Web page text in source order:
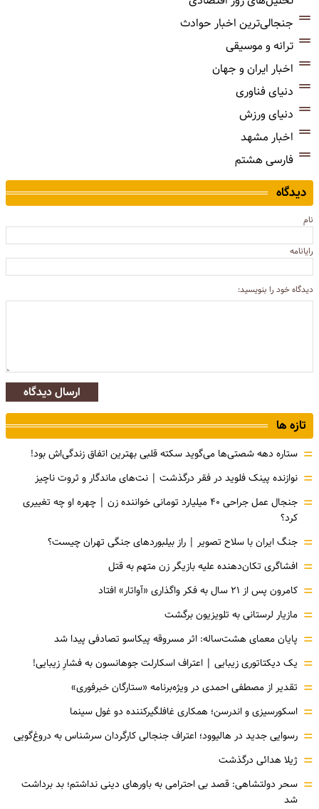
جنجالی‌ترین اخبار حوادث
ترانه و موسیقی
اخبار ایران و جهان
دنیای فناوری
دنیای ورزش
اخبار مشهد
فارسی هشتم
دیدگاه
نام
رایانامه
دیدگاه خود را بنویسید:
ارسال دیدگاه
تازه ها
= ستاره دهه شصتی‌ها می‌گوید سکته قلبی بهترین اتفاق زندگی‌اش بود!
= نوازنده پینک فلوید در فقر درگذشت | نت‌های ماندگار و ثروت ناچیز
=
جنجال عمل جراحی ۴۰ میلیارد تومانی خواننده زن | چهره او چه تغییری
کرد؟
= جنگ ایران با سلاح تصویر | راز بیلبوردهای جنگی تهران چیست؟
= افشاگری‌ تکان‌دهنده علیه بازیگر زن متهم به قتل
= کامرون پس از ۲۱ سال به فکر واگذاری «آواتار» افتاد
= مازیار لرستانی به تلویزیون برگشت
= پایان معمای هشت‌ساله: اثر مسروقه پیکاسو تصادفی پیدا شد
= یک دیکتاتوری زیبایی | اعتراف اسکارلت جوهانسون به فشارِ زیبایی!
= تقدیر از مصطفی احمدی در ویژه‌برنامه «ستارگان خبرفوری»
= اسکورسیزی و اندرسن؛ همکاری غافلگیرکننده دو غول سینما
= رسوایی جدید در هالیوود؛ اعتراف جنجالی کارگردان سرشناس به دروغ‌گویی
= ژیلا هدائی درگذشت
= سحر دولتشاهی: قصد بی احترامی به باورهای دینی نداشتم؛ بد برداشت
شد